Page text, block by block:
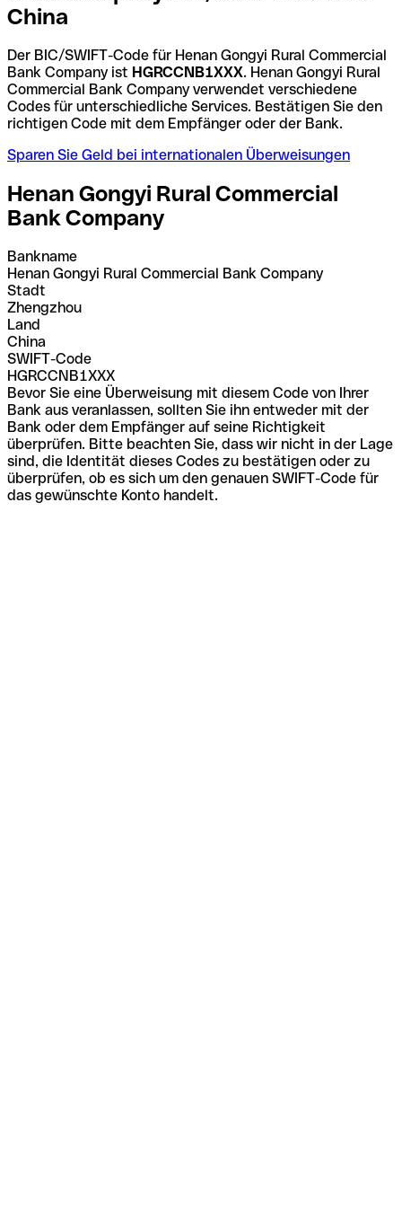
China
Der BIC/SWIFT-Code für Henan Gongyi Rural Commercial
Bank Company ist HGRCCNB1XXX. Henan Gongyi Rural
Commercial Bank Company verwendet verschiedene
Codes für unterschiedliche Services. Bestätigen Sie den
richtigen Code mit dem Empfänger oder der Bank.
Sparen Sie Geld bei internationalen Überweisungen
Henan Gongyi Rural Commercial
Bank Company
Bankname
Henan Gongyi Rural Commercial Bank Company
Stadt
Zhengzhou
Land
China
SWIFT-Code
HGRCCNB1XXX
Bevor Sie eine Überweisung mit diesem Code von Ihrer
Bank aus veranlassen, sollten Sie ihn entweder mit der
Bank oder dem Empfänger auf seine Richtigkeit
überprüfen. Bitte beachten Sie, dass wir nicht in der Lage
sind, die Identität dieses Codes zu bestätigen oder zu
überprüfen, ob es sich um den genauen SWIFT-Code für
das gewünschte Konto handelt.